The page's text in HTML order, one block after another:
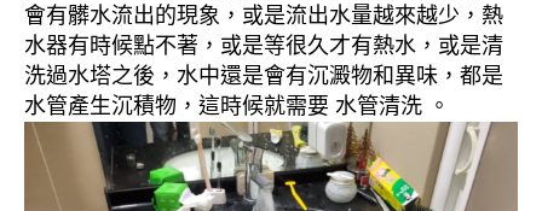
會有髒水流出的現象，或是流出水量越來越少，熱
水器有時候點不著，或是等很久才有熱水，或是清
洗過水塔之後，水中還是會有沉澱物和異味，都是
水管產生沉積物，這時候就需要 水管清洗 。